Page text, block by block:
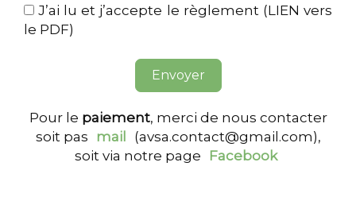
J’ai lu et j’accepte le règlement (LIEN vers
le PDF)
Envoyer
Pour le paiement, merci de nous contacter
soit pas mail (avsa.contact@gmail.com),
soit via notre page
Facebook